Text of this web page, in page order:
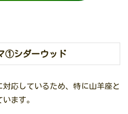
①シダーウッド
応しているため、特に山羊座と
ます。